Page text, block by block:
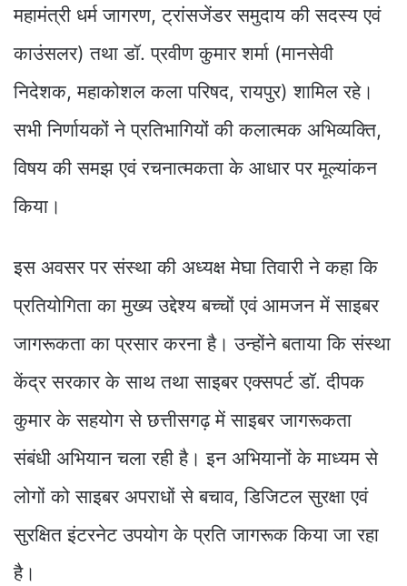
महामंत्री धर्म जागरण, ट्रांसजेंडर समुदाय की सदस्य एवं
काउंसलर) तथा डॉ. प्रवीण कुमार शर्मा (मानसेवी
निदेशक, महाकोशल कला परिषद, रायपुर) शामिल रहे।
सभी निर्णायकों ने प्रतिभागियों की कलात्मक अभिव्यक्ति,
विषय की समझ एवं रचनात्मकता के आधार पर मूल्यांकन
किया।
इस अवसर पर संस्था की अध्यक्ष मेघा तिवारी ने कहा कि
प्रतियोगिता का मुख्य उद्देश्य बच्चों एवं आमजन में साइबर
जागरूकता का प्रसार करना है। उन्होंने बताया कि संस्था
केंद्र सरकार के साथ तथा साइबर एक्सपर्ट डॉ. दीपक
कुमार के सहयोग से छत्तीसगढ़ में साइबर जागरूकता
संबंधी अभियान चला रही है। इन अभियानों के माध्यम से
लोगों को साइबर अपराधों से बचाव, डिजिटल सुरक्षा एवं
सुरक्षित इंटरनेट उपयोग के प्रति जागरूक किया जा रहा
है।